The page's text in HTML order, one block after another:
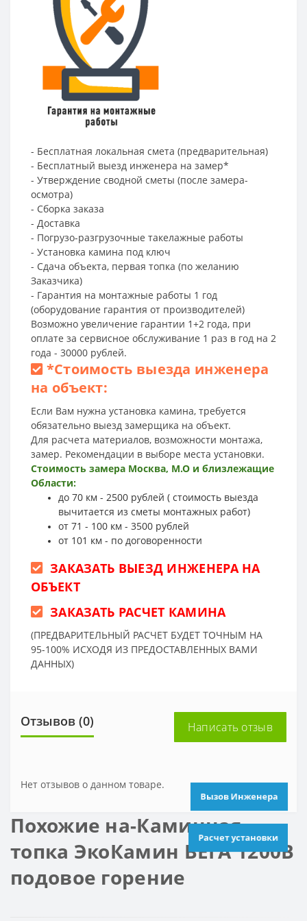
- Бесплатная локальная смета (предварительная)
- Бесплатный выезд инженера на замер*
- Утверждение сводной сметы (после замера-
осмотра)
- Сборка заказа
- Доставка
- Погрузо-разгрузочные такелажные работы
- Установка камина под ключ
- Сдача объекта, первая топка (по желанию
Заказчика)
- Гарантия на монтажные работы 1 год
(оборудование гарантия от производителей)
Возможно увеличение гарантии 1+2 года, при
оплате за сервисное обслуживание 1 раз в год на 2
года - 30000 рублей.
*Стоимость выезда инженера
на объект:
Если Вам нужна установка камина, требуется
обязательно выезд замерщика на объект.
Для расчета материалов, возможности монтажа,
замер. Рекомендации в выборе места установки.
Стоимость замера Москва, М.О и близлежащие
Области:
до 70 км - 2500 рублей ( стоимость выезда
вычитается из сметы монтажных работ)
от 71 - 100 км - 3500 рублей
от 101 км - по договоренности
ЗАКАЗАТЬ ВЫЕЗД ИНЖЕНЕРА НА
ОБЪЕКТ
ЗАКАЗАТЬ РАСЧЕТ КАМИНА
(ПРЕДВАРИТЕЛЬНЫЙ РАСЧЕТ БУДЕТ ТОЧНЫМ НА
95-100% ИСХОДЯ ИЗ ПРЕДОСТАВЛЕННЫХ ВАМИ
ДАННЫХ)
Отзывов (0) Написать отзыв
Нет отзывов о данном товаре.
Похожие на-Каминная
топка ЭкоКамин ВЕГА 1200B
подовое горение
Расчет установки
Вызов Инженера